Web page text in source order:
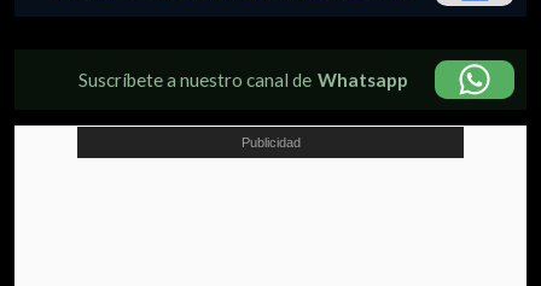
Suscríbete a nuestro canal de Whatsapp